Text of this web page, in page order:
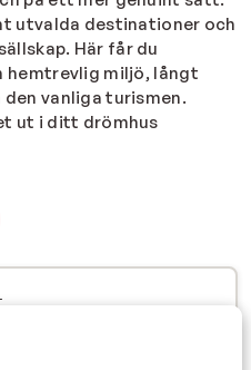
utvalda destinationer och
Här får du
hemtrevlig miljö, långt
vanliga turismen.
ut i ditt drömhus